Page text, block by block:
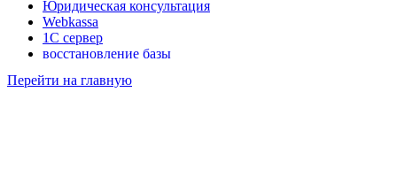
Юридическая консультация
Webkassa
1С сервер
восстановление базы
1С УНФ
Перейти на главную